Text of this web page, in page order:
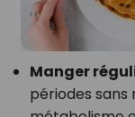
Manger
périodes